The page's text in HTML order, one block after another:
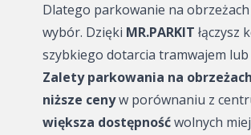
Dlatego parkowanie na
wybór. Dzięki MR.PARKIT łączysz
szybkiego dotarcia tramwajem
Zalety parkowania na
niższe cenyw porównaniu z
większa dostępnośćwolnych